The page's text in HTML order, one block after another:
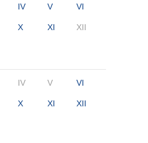
IV V VI
X XI XII
IV V VI
X XI XII